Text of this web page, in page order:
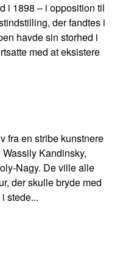
i 1898 – i opposition til
der fandtes i
havde sin storhed i
med at eksistere
fra en stribe kunstnere
Kandinsky,
Nagy. De ville alle
der skulle bryde med
stede...